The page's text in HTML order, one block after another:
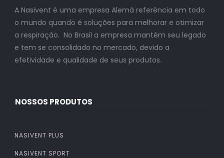
A Nasivent é uma empresa Alemã referência em todo
o mundo quando é soluções para melhorar e otimizar
a respiração. No Brasil a empresa mantém seu legado
e tem se consolidado no mercado, devido a
efetividade e qualidade de seus produtos.
NOSSOS PRODUTOS
NASIVENT PLUS
NASIVENT SPORT